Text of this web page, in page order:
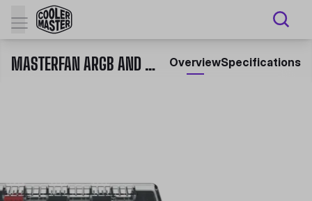
MASTERFAN ARGB AND PWM HUB OverviewSpecifications